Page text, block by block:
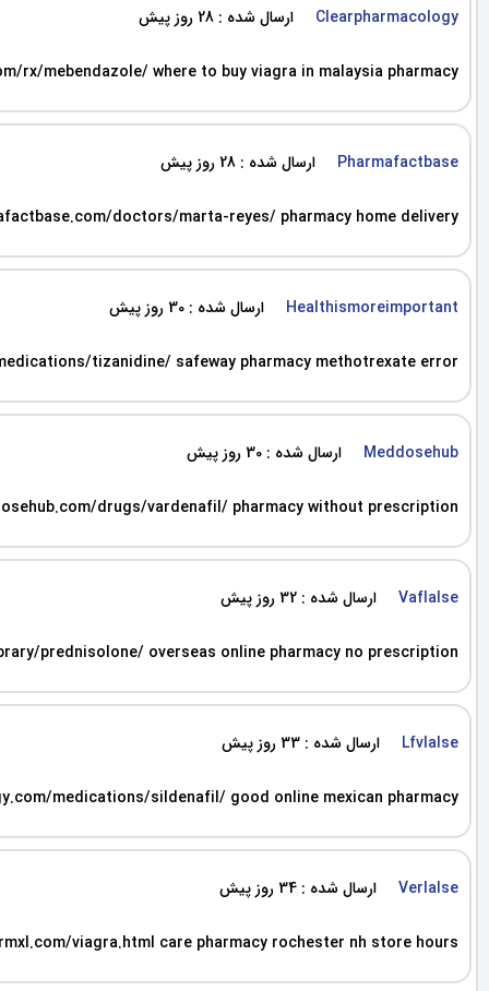
Clearpharmacology ارسال شده : 28 روز پیش
rx/mebendazole/ where to buy viagra in malaysia pharmacy
Pharmafactbase ارسال شده : 28 روز پیش
doctors/marta-reyes/ pharmacy home delivery
Healthismoreimportant ارسال شده : 30 روز پیش
tizanidine/ safeway pharmacy methotrexate error
Meddosehub ارسال شده : 30 روز پیش
drugs/vardenafil/ pharmacy without prescription
Vaflalse ارسال شده : 32 روز پیش
prednisolone/ overseas online pharmacy no prescription
Lfvlalse ارسال شده : 33 روز پیش
medications/sildenafil/ good online mexican pharmacy
Verlalse ارسال شده : 34 روز پیش
viagra.html care pharmacy rochester nh store hours